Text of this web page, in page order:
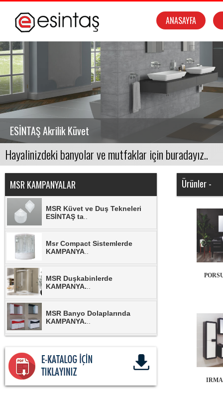
ANASAYFA
ESİNTAŞ
MSR KAMPANYALAR
MSR Duşkabinlerde
KAMPANYA...
MSR Banyo Dolaplarında
KAMPANYA.
NSK Armatürlerinde
SEREL Ürünlerinde
ECA Ürünlerinde KAMPANYA...
MSR Küvet ve Duş Tekneleri
ESİNTAŞ ta
Msr Compact Sistemlerde
KAMPANYA
MSR Duşkabinlerde
KAMPANYA.
MSR Banyo Dolaplarında
KAMPANYA.
KAMPANYA...
Ürünler -